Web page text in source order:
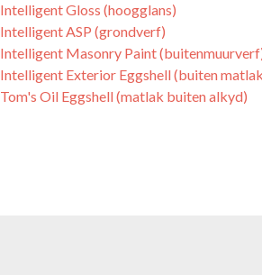
Intelligent Gloss (hoogglans)
Intelligent ASP (grondverf)
Intelligent Masonry Paint
Intelligent Exterior Eggshell (buiten
Tom's Oil Eggshell (matlak buiten alkyd)